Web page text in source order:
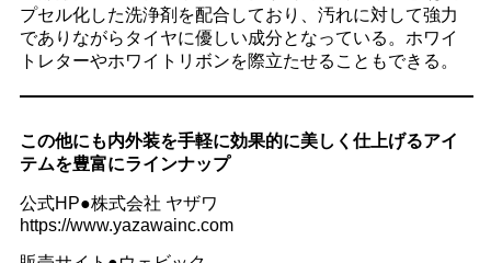
プセル化した洗浄剤を配合しており、汚れに対して強力
でありながらタイヤに優しい成分となっている。ホワイ
トレターやホワイトリボンを際立たせることもできる。
この他にも内外装を手軽に効果的に美しく仕上げるアイ
テムを豊富にラインナップ
公式HP●株式会社 ヤザワ
https://www.yazawainc.com